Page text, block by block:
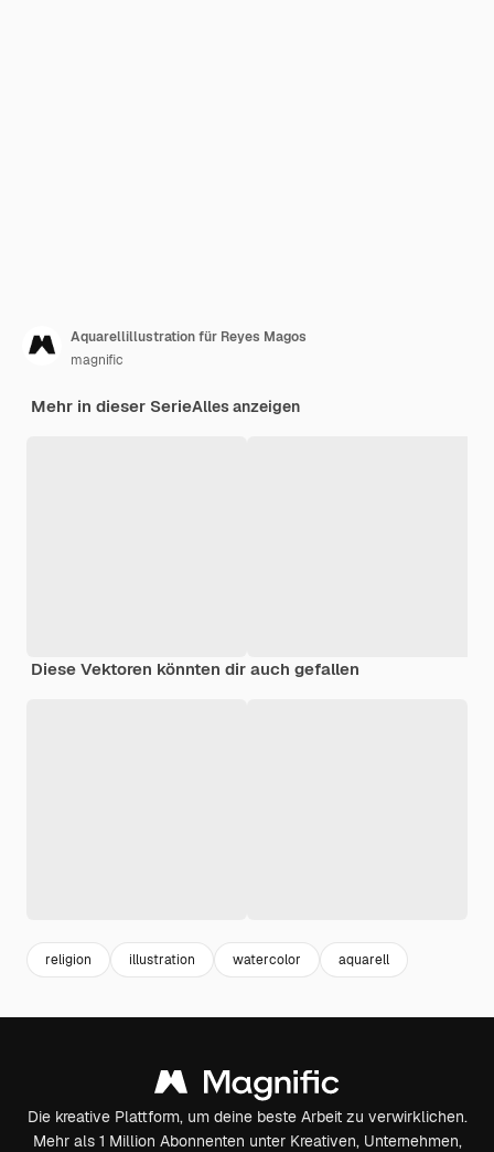
Aquarellillustration für Reyes Magos
magnific
Mehr in dieser SerieAlles anzeigen
Diese Vektoren könnten dir auch gefallen
religion illustration watercolor aquarell
Die kreative Plattform, um deine beste Arbeit zu verwirklichen.
Mehr als 1 Million Abonnenten unter Kreativen, Unternehmen,